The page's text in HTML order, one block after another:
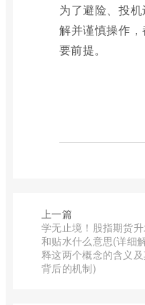
为了避险、投
解并谨慎操作
要前提。
上一篇
学无止境！股指期货升
和贴水什么意思(详细
释这两个概念的含义
背后的机制)